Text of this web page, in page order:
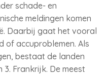
schade- en
meldingen komen
Daarbij gaat het vooral
of accuproblemen. Als
bestaat de landen
3. Frankrijk. De meest